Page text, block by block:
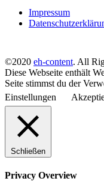
Impressum
©2020 eh-content. All
Diese Webseite enthält
Seite stimmst du der
Einstellungen
Schließen
Privacy Overview